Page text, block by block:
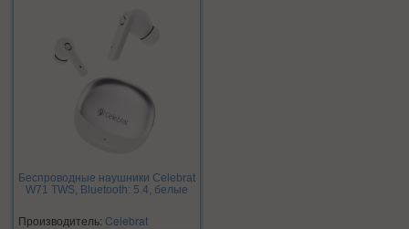
Беспроводные наушники Celebrat
W71 TWS, Bluetooth: 5.4, белые
Производитель: Celebrat